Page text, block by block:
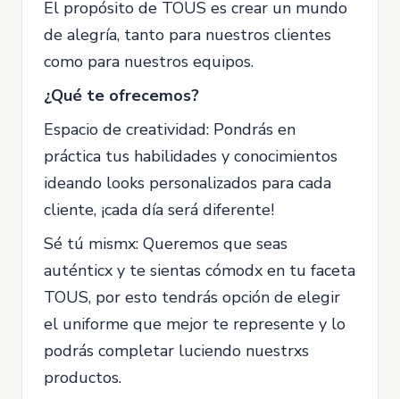
El propósito de TOUS es crear un mundo
de alegría, tanto para nuestros clientes
como para nuestros equipos.
¿Qué te ofrecemos?
Espacio de creatividad: Pondrás en
práctica tus habilidades y conocimientos
ideando looks personalizados para cada
cliente, ¡cada día será diferente!
Sé tú mismx: Queremos que seas
auténticx y te sientas cómodx en tu faceta
TOUS, por esto tendrás opción de elegir
el uniforme que mejor te represente y lo
podrás completar luciendo nuestrxs
productos.